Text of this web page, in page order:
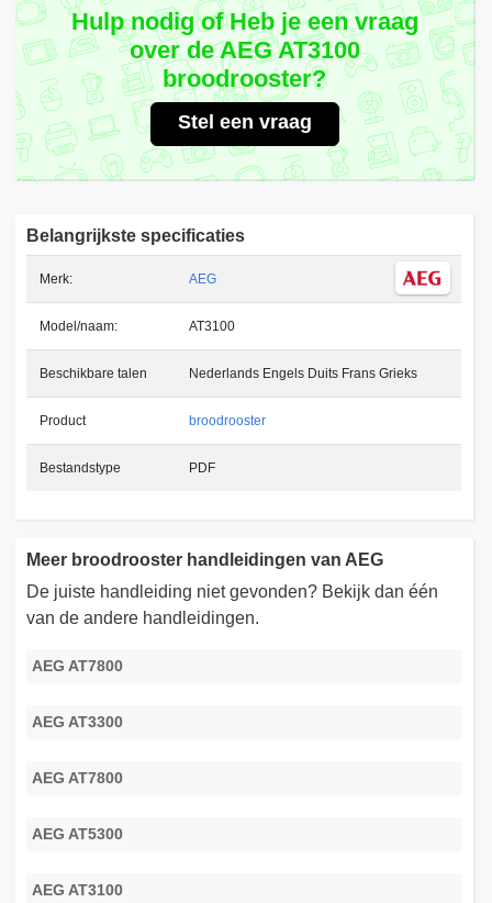
Hulp nodig of Heb je een vraag
over de AEG AT3100
broodrooster?
Stel een vraag
Belangrijkste specificaties
Merk: AEG
Model/naam: AT3100
Beschikbare talen Nederlands Engels Duits Frans Grieks
Product broodrooster
Bestandstype PDF
Meer broodrooster handleidingen van AEG
De juiste handleiding niet gevonden? Bekijk dan één
van de andere handleidingen.
AEG AT7800
AEG AT3300
AEG AT7800
AEG AT5300
AEG AT3100